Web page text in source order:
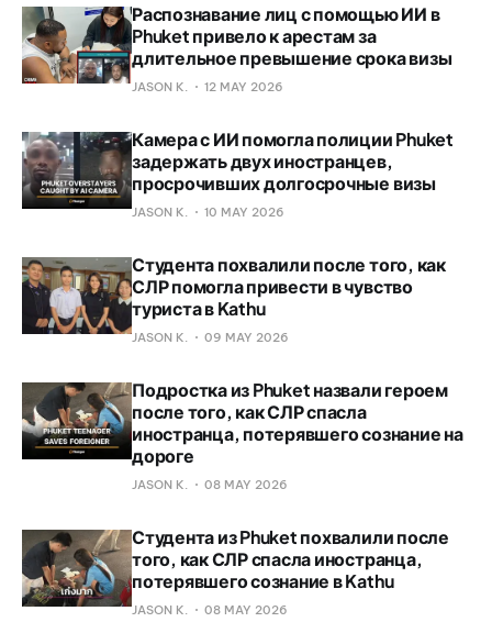
Распознавание лиц с помощью ИИ в
Phuket привело к арестам за
длительное превышение срока визы
JASON K. 12 MAY 2026
Камера с ИИ помогла полиции Phuket
задержать двух иностранцев,
просрочивших долгосрочные визы
JASON K. 10 MAY 2026
Студента похвалили после того, как
СЛР помогла привести в чувство
туриста в Kathu
JASON K. 09 MAY 2026
Подростка из Phuket назвали героем
после того, как СЛР спасла
иностранца, потерявшего сознание на
дороге
JASON K. 08 MAY 2026
Студента из Phuket похвалили после
того, как СЛР спасла иностранца,
потерявшего сознание в Kathu
JASON K. 08 MAY 2026